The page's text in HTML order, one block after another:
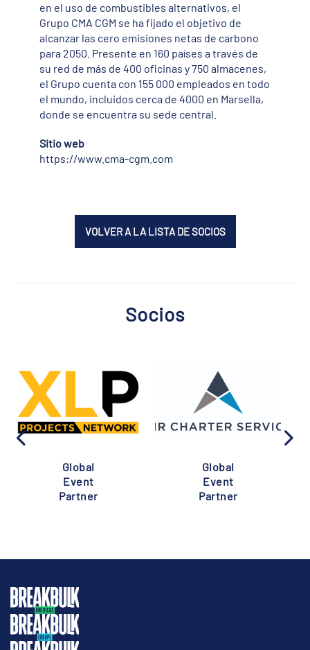
en el uso de combustibles alternativos, el
Grupo CMA CGM se ha fijado el objetivo de
alcanzar las cero emisiones netas de carbono
para 2050. Presente en 160 países a través de
su red de más de 400 oficinas y 750 almacenes,
el Grupo cuenta con 155 000 empleados en todo
el mundo, incluidos cerca de 4000 en Marsella,
donde se encuentra su sede central.
Sitio web
https://www.cma-cgm.com
VOLVER A LA LISTA DE SOCIOS
Socios
Global
Event
Partner
Global
Event
Partner